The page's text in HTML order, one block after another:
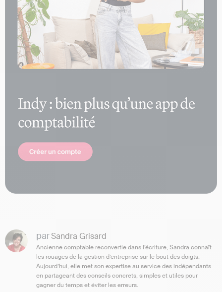
parSandra Grisard
Ancienne comptable reconvertie dans l’écriture, Sandra connaît
les rouages de la gestion d’entreprise sur le bout des doigts.
Aujourd’hui, elle met son expertise au service des indépendants
en partageant des conseils concrets, simples et utiles pour
gagner du temps et éviter les erreurs.